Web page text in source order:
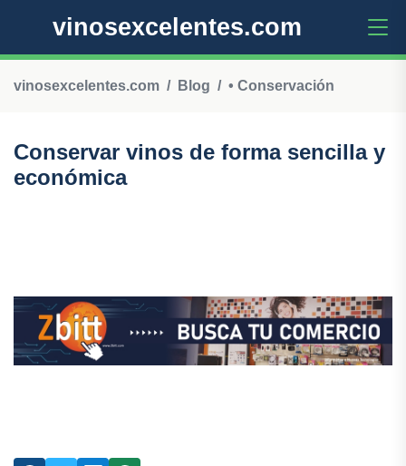
vinosexcelentes.com
vinosexcelentes.com Blog • Conservación
Conservar vinos de forma sencilla y
económica